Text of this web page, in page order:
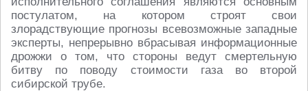
постулатом, на котором строят свои
злорадствующие прогнозы всевозможные западные
эксперты, непрерывно вбрасывая информационные
дрожжи о том, что стороны ведут смертельную
битву по поводу стоимости газа во второй
сибирской трубе.